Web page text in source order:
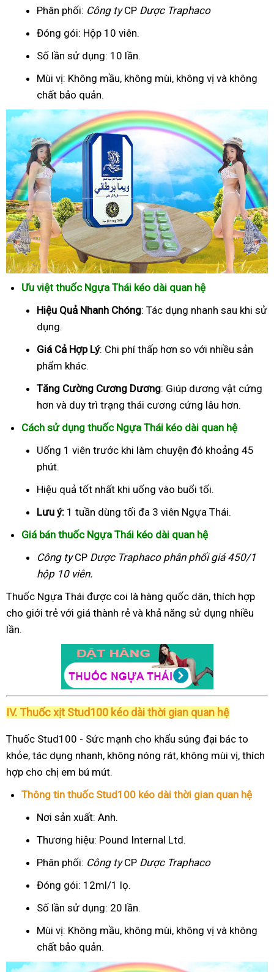
Phân phối: Công tyCP Dược Traphaco
Đóng gói: Hộp 10 viên.
Số lần sử dụng: 10 lần.
Mùi vị: Không mầu, không mùi, không vị và không
chất bảo quản.
Ưu việt thuốc Ngựa Thái kéo dài quan hệ
Hiệu Quả Nhanh Chóng: Tác dụng nhanh sau khi sử
dụng.
Giá Cả Hợp Lý: Chi phí thấp hơn so với nhiều sản
phẩm khác.
Tăng Cường Cương Dương: Giúp dương vật cứng
hơn và duy trì trạng thái cương cứng lâu hơn.
Cách sử dụng thuốc Ngựa Thái kéo dài quan hệ
Uống 1 viên trước khi làm chuyện đó khoảng 45
phút.
Hiệu quả tốt nhất khi uống vào buổi tối.
Lưu ý: 1 tuần dùng tối đa 3 viên Ngựa Thái.
Giá bán thuốc Ngựa Thái kéo dài quan hệ
Công tyCP Dược Traphacophân phối giá 450/1
hộp 10 viên.
Thuốc Ngựa Thái được coi là hàng quốc dân, thích hợp
cho giới trẻ với giá thành rẻ và khả năng sử dụng nhiều
lần.
IV. Thuốc xịt Stud100 kéo dài thời gian quan hệ
Thuốc Stud100 - Sức mạnh cho khẩu súng đại bác to
khỏe, tác dụng nhanh, không nóng rát, không mùi vị, thích
hợp cho chị em bú mút.
Thông tin thuốc Stud100 kéo dài thời gian quan hệ
Nơi sản xuất: Anh.
Thương hiệu: Pound Internal Ltd.
Phân phối: Công tyCP Dược Traphaco
Đóng gói: 12ml/1 lọ.
Số lần sử dụng: 20 lần.
Mùi vị: Không mầu, không mùi, không vị và không
chất bảo quản.